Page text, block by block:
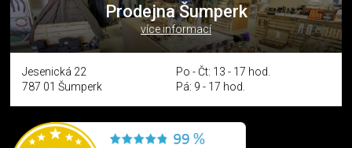
Prodejna Šumperk
více informací
Jesenická 22
787 01 Šumperk
Po - Čt: 13 - 17 hod.
Pá: 9 - 17 hod.